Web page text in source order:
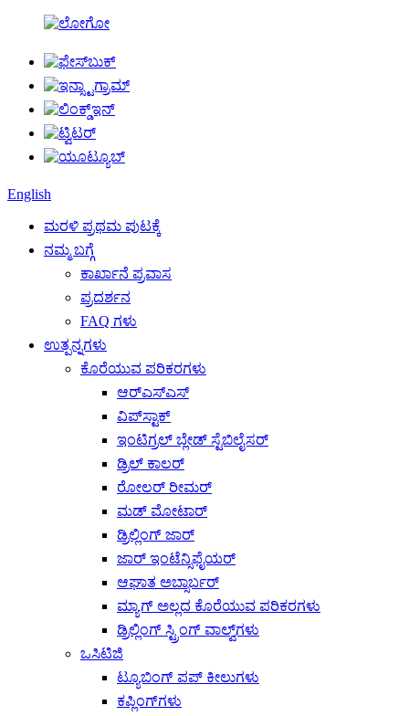
English
ಮರಳಿ ಪ್ರಥಮ ಪುಟಕ್ಕೆ
ನಮ್ಮ ಬಗ್ಗೆ
ಕಾರ್ಖಾನೆ ಪ್ರವಾಸ
ಪ್ರದರ್ಶನ
FAQ ಗಳು
ಉತ್ಪನ್ನಗಳು
ಕೊರೆಯುವ ಪರಿಕರಗಳು
ಆರ್‌ಎಸ್‌ಎಸ್
ವಿಪ್‌ಸ್ಟಾಕ್
ಇಂಟಿಗ್ರಲ್ ಬ್ಲೇಡ್ ಸ್ಟೆಬಿಲೈಸರ್
ಡ್ರಿಲ್ ಕಾಲರ್
ರೋಲರ್ ರೀಮರ್
ಮಡ್ ಮೋಟಾರ್
ಡ್ರಿಲ್ಲಿಂಗ್ ಜಾರ್
ಜಾರ್ ಇಂಟೆನ್ಸಿಫೈಯರ್
ಆಘಾತ ಅಬ್ಸಾರ್ಬರ್
ಮ್ಯಾಗ್ ಅಲ್ಲದ ಕೊರೆಯುವ ಪರಿಕರಗಳು
ಡ್ರಿಲ್ಲಿಂಗ್ ಸ್ಟ್ರಿಂಗ್ ವಾಲ್ವ್‌ಗಳು
ಒಸಿಟಿಜಿ
ಟ್ಯೂಬಿಂಗ್ ಪಪ್ ಕೀಲುಗಳು
ಕಪ್ಲಿಂಗ್‌ಗಳು